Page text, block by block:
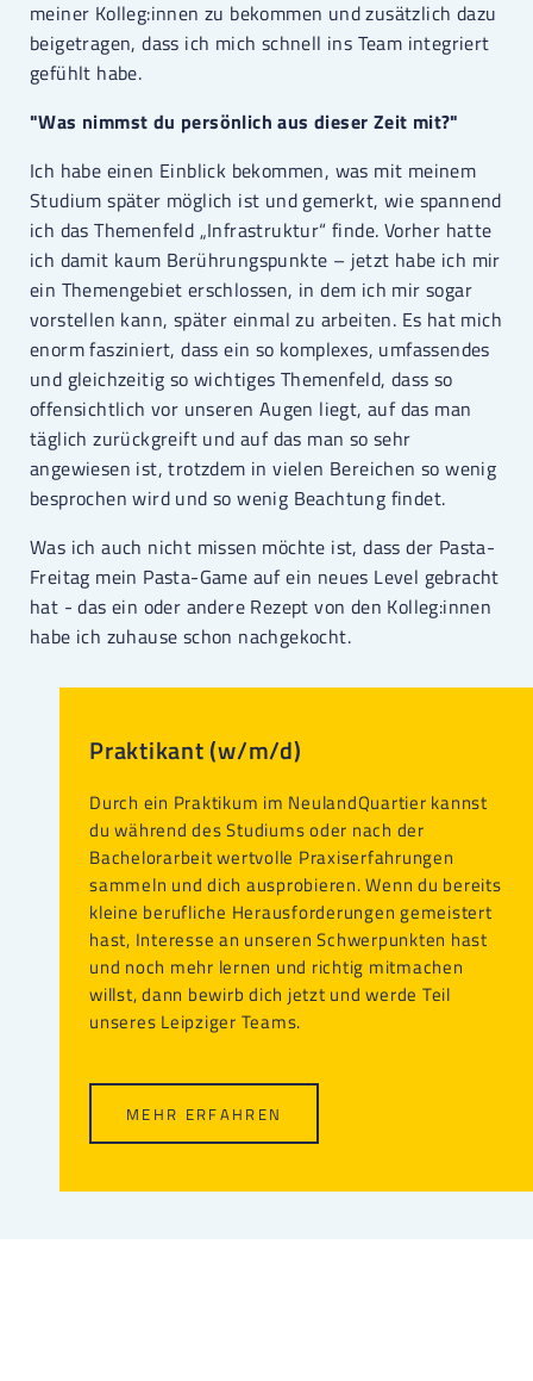
meiner Kolleg:innen zu bekommen und zusätzlich dazu
beigetragen, dass ich mich schnell ins Team integriert
gefühlt habe.
"Was nimmst du persönlich aus dieser Zeit mit?"
Ich habe einen Einblick bekommen, was mit meinem
Studium später möglich ist und gemerkt, wie spannend
ich das Themenfeld „Infrastruktur“ finde. Vorher hatte
ich damit kaum Berührungspunkte – jetzt habe ich mir
ein Themengebiet erschlossen, in dem ich mir sogar
vorstellen kann, später einmal zu arbeiten. Es hat mich
enorm fasziniert, dass ein so komplexes, umfassendes
und gleichzeitig so wichtiges Themenfeld, dass so
offensichtlich vor unseren Augen liegt, auf das man
täglich zurückgreift und auf das man so sehr
angewiesen ist, trotzdem in vielen Bereichen so wenig
besprochen wird und so wenig Beachtung findet.
Was ich auch nicht missen möchte ist, dass der Pasta-
Freitag mein Pasta-Game auf ein neues Level gebracht
hat - das ein oder andere Rezept von den Kolleg:innen
habe ich zuhause schon nachgekocht.
Praktikant (w/m/d)
Durch ein Praktikum im NeulandQuartier kannst
du während des Studiums oder nach der
Bachelorarbeit wertvolle Praxiserfahrungen
sammeln und dich ausprobieren. Wenn du bereits
kleine berufliche Herausforderungen gemeistert
hast, Interesse an unseren Schwerpunkten hast
und noch mehr lernen und richtig mitmachen
willst, dann bewirb dich jetzt und werde Teil
unseres Leipziger Teams.
MEHR ERFAHREN